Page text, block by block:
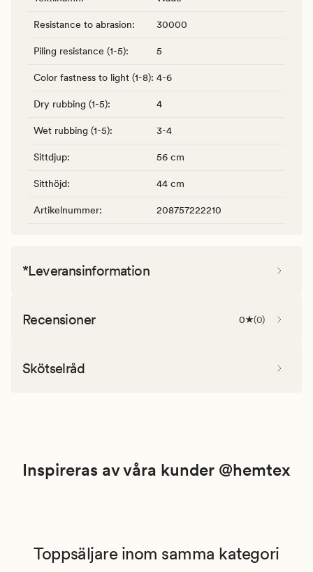
Resistance to abrasion: 30000
Piling resistance (1-5): 5
Color fastness to light (1-8): 4-6
Dry rubbing (1-5): 4
Wet rubbing (1-5): 3-4
Sittdjup: 56 cm
Sitthöjd: 44 cm
Artikelnummer: 208757222210
*Leveransinformation
Recensioner 0 (0)
Skötselråd
Inspireras av våra kunder @hemtex
Toppsäljare inom samma kategori